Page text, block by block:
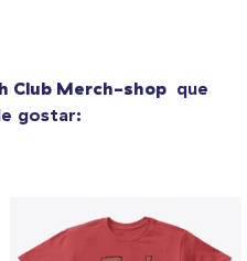
Club Merch-shop que
gostar: